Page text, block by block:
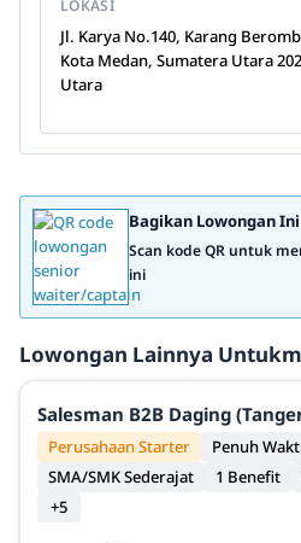
LOKASI
Jl. Karya No.140, Karang
Kota Medan, Sumatera Utara
Utara
Bagikan Lowongan Ini
Scan kode QR untuk
ini
Lowongan Lainnya
Salesman B2B Daging
Perusahaan Starter Penuh
SMA/SMK Sederajat
1 Benefit
+5